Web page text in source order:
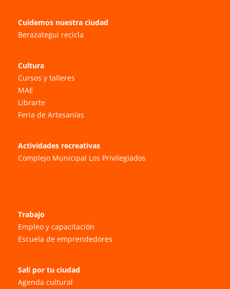
Cuidemos nuestra ciudad
Berazategui recicla
Cultura
Cursos y talleres
MAE
Librarte
Feria de Artesanías
Actividades recreativas
Complejo Municipal Los Privilegiados
Trabajo
Empleo y capacitación
Escuela de emprendedores
Salí por tu ciudad
Agenda cultural